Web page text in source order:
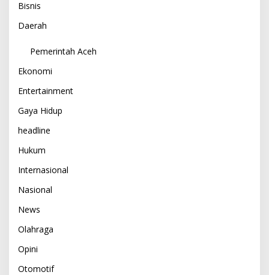
Bisnis
Daerah
Pemerintah Aceh
Ekonomi
Entertainment
Gaya Hidup
headline
Hukum
Internasional
Nasional
News
Olahraga
Opini
Otomotif